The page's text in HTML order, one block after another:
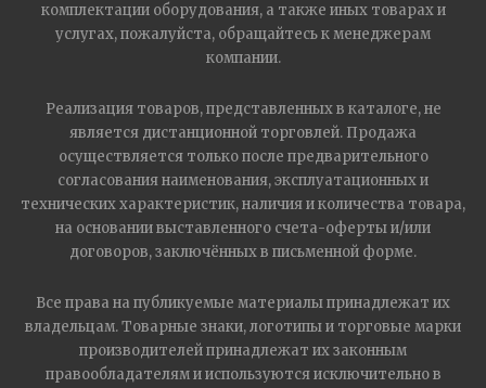
комплектации оборудования, а также иных товарах и
услугах, пожалуйста, обращайтесь к менеджерам
компании.
Реализация товаров, представленных в каталоге, не
является дистанционной торговлей. Продажа
осуществляется только после предварительного
согласования наименования, эксплуатационных и
технических характеристик, наличия и количества товара,
на основании выставленного счета-оферты и/или
договоров, заключённых в письменной форме.
Все права на публикуемые материалы принадлежат их
владельцам. Товарные знаки, логотипы и торговые марки
производителей принадлежат их законным
правообладателям и используются исключительно в